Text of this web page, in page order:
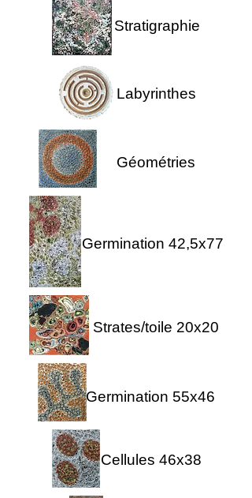
Stratigraphie
Labyrinthes
Géométries
Germination 42,5x77
Strates/toile 20x20
Germination 55x46
Cellules 46x38